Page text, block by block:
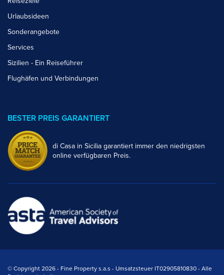
Urlaubsideen
Sonderangebote
Services
Sizilien - Ein Reiseführer
Flughäfen und Verbindungen
BESTER PREIS GARANTIERT
di Casa in Sicilia garantiert immer den niedrigsten
online verfügbaren Preis.
© Copyright 2026 - Fine Property s.a.s - Umsatzsteuer IT02905810830 - Alle